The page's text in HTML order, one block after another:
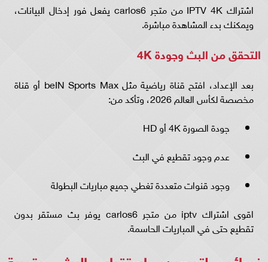
اشتراك IPTV 4K من متجر carlos6 يفعل فور إدخال البيانات،
ويمكنك بدء المشاهدة مباشرة.
التحقق من البث وجودة 4K
بعد الإعداد، افتح قناة رياضية مثل beIN Sports Max أو قناة
مخصصة لكأس العالم 2026، وتأكد من:
جودة الصورة 4K أو HD
عدم وجود تقطيع في البث
وجود قنوات متعددة تغطي جميع مباريات البطولة
اقوى اشتراك iptv من متجر carlos6 يوفر بث مستقر بدون
تقطيع حتى في المباريات الحاسمة.